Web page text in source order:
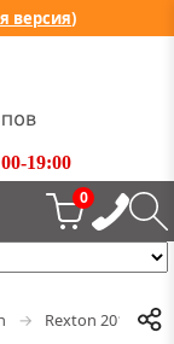
версия)
19:00
0
Rexton 2017-2023